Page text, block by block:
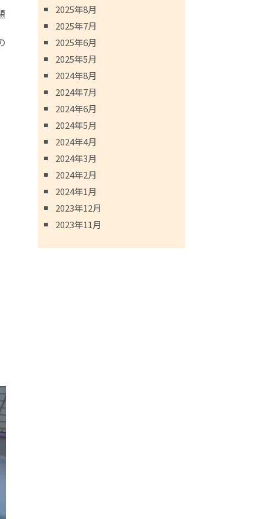
2025年8月
2025年7月
2025年6月
2025年5月
2024年8月
2024年7月
2024年6月
2024年5月
2024年4月
2024年3月
2024年2月
2024年1月
2023年12月
2023年11月